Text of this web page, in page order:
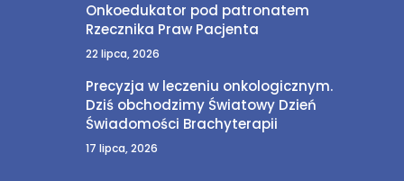
Onkoedukator pod patronatem
Rzecznika Praw Pacjenta
22 lipca, 2026
Precyzja w leczeniu onkologicznym.
Dziś obchodzimy Światowy Dzień
Świadomości Brachyterapii
17 lipca, 2026